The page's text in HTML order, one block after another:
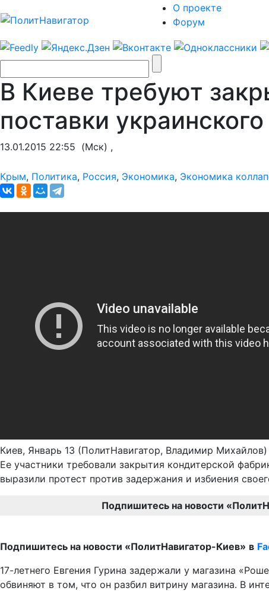
О проекте
Форум
В Киеве требуют
поставки
13.01.2015 22:55 (Мск) ,
Крым, Политика, Россия, Экономика, Экономика
Киев, Январь 13 (ПолитНавигатор, Владимир
Ее участники требовали закрытия кондитерской
выразили протест против задержания и избиения
Подпишитесь на новости
Подпишитесь на новости «ПолитНавигатор-Киев» в
17-летнего Евгения Гурина задержали у магазина
обвиняют в том, что он разбил витрину магазина. В